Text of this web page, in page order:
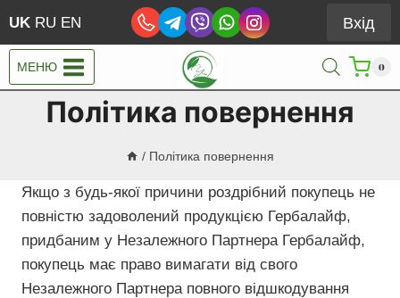
вмісту
UK RU EN Вхід
МЕНЮ 0
Політика повернення
/ Політика повернення
Якщо з будь-якої причини роздрібний покупець не
повністю задоволений продукцією Гербалайф,
придбаним у Незалежного Партнера Гербалайф,
покупець має право вимагати від свого
Незалежного Партнера повного відшкодування